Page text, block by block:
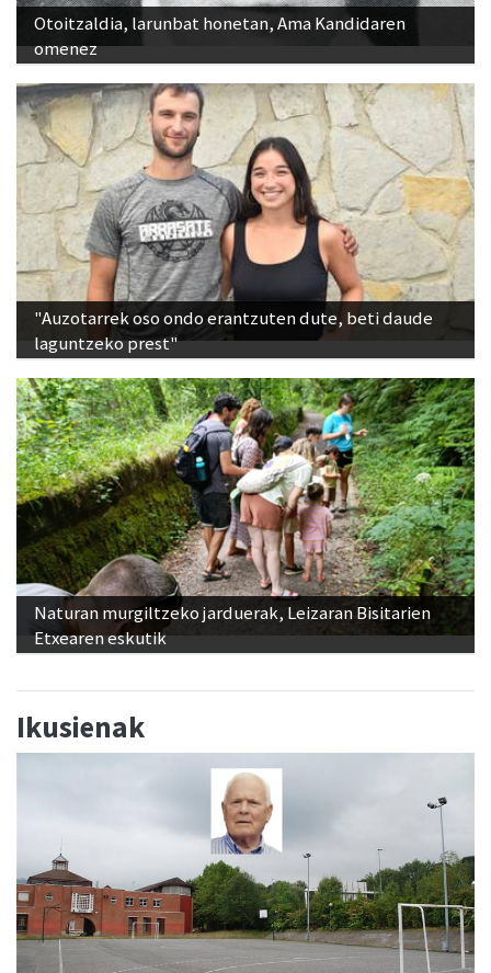
Otoitzaldia, larunbat honetan, Ama Kandidaren
omenez
"Auzotarrek oso ondo erantzuten dute, beti daude
laguntzeko prest"
Naturan murgiltzeko jarduerak, Leizaran Bisitarien
Etxearen eskutik
Ikusienak